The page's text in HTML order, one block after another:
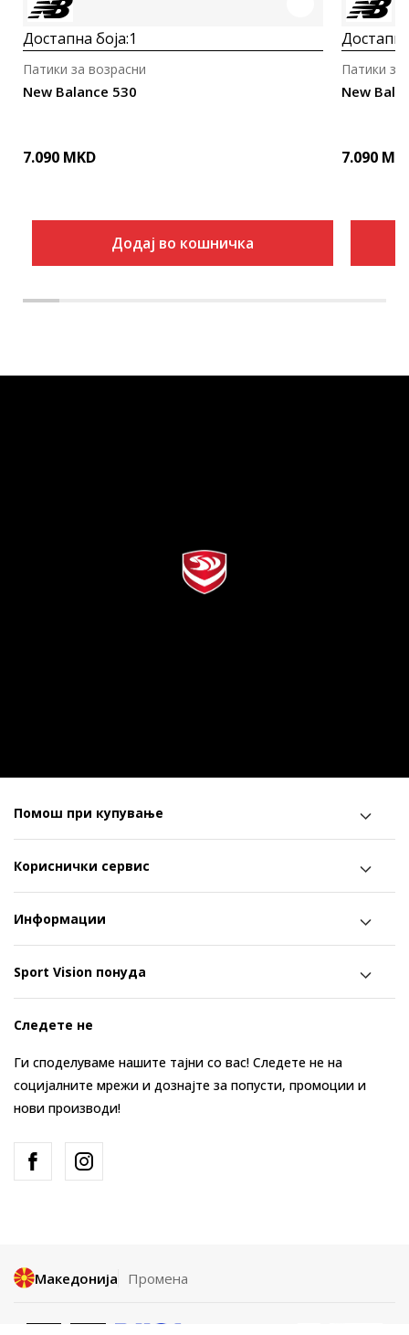
Достапна боја:1
New Balance 530
Патики за возрасни
7.090 MKD
Додај во кошничка
New
Патики за
7.090
Помош при купување
Кориснички сервис
Информации
Sport Vision понуда
Следете не
Ги споделуваме нашите тајни со вас! Следете не на
социјалните мрежи и дознајте за попусти, промоции и
нови производи!
Македонија Промена